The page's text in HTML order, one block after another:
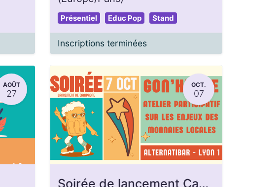
Présentiel Educ Pop Stand
Inscriptions terminées
AOÛT
27
OCT.
07
Soirée de lancement Campagne de dons - Gon'Heure